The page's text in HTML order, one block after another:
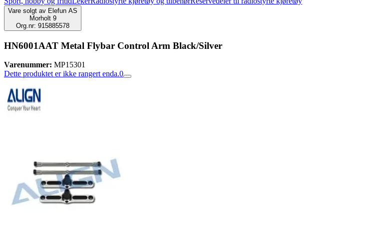
Vare solgt av Elefun AS
Morholt 9
Org.nr: 915885578
HN6001AAT Metal Flybar Control Arm Black/Silver
Varenummer: MP15301
Dette produktet er ikke rangert enda.0